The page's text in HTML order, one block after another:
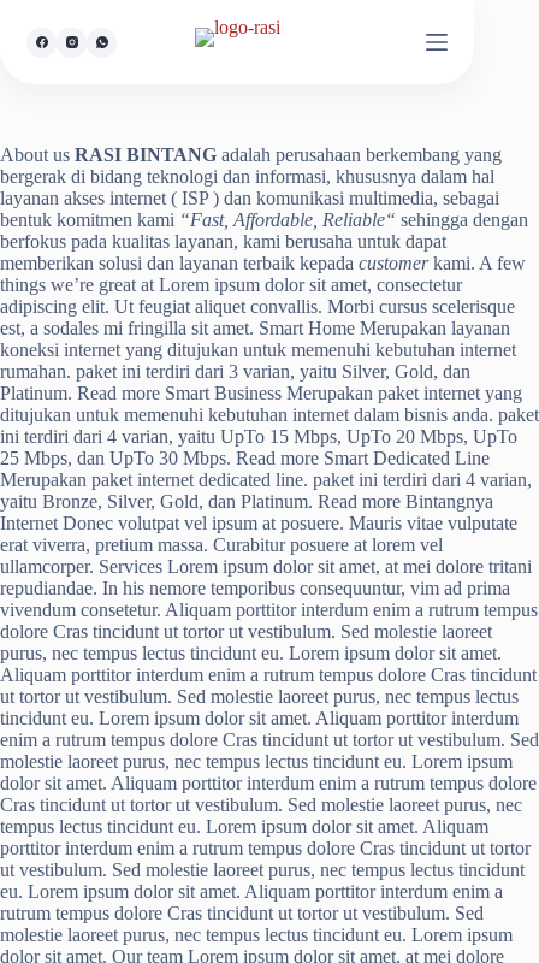
About us RASI BINTANG adalah perusahaan berkembang yang
bergerak di bidang teknologi dan informasi, khususnya dalam hal
layanan akses internet ( ISP ) dan komunikasi multimedia, sebagai
bentuk komitmen kami “Fast, Affordable, Reliable“ sehingga dengan
berfokus pada kualitas layanan, kami berusaha untuk dapat
memberikan solusi dan layanan terbaik kepada customerkami. A few
things we’re great at Lorem ipsum dolor sit amet, consectetur
adipiscing elit. Ut feugiat aliquet convallis. Morbi cursus scelerisque
est, a sodales mi fringilla sit amet. Smart Home Merupakan layanan
koneksi internet yang ditujukan untuk memenuhi kebutuhan internet
rumahan. paket ini terdiri dari 3 varian, yaitu Silver, Gold, dan
Platinum. Read more Smart Business Merupakan paket internet yang
ditujukan untuk memenuhi kebutuhan internet dalam bisnis anda. paket
ini terdiri dari 4 varian, yaitu UpTo 15 Mbps, UpTo 20 Mbps, UpTo
25 Mbps, dan UpTo 30 Mbps. Read more Smart Dedicated Line
Merupakan paket internet dedicated line. paket ini terdiri dari 4 varian,
yaitu Bronze, Silver, Gold, dan Platinum. Read more Bintangnya
Internet Donec volutpat vel ipsum at posuere. Mauris vitae vulputate
erat viverra, pretium massa. Curabitur posuere at lorem vel
ullamcorper. Services Lorem ipsum dolor sit amet, at mei dolore tritani
repudiandae. In his nemore temporibus consequuntur, vim ad prima
vivendum consetetur. Aliquam porttitor interdum enim a rutrum tempus
dolore Cras tincidunt ut tortor ut vestibulum. Sed molestie laoreet
purus, nec tempus lectus tincidunt eu. Lorem ipsum dolor sit amet.
Aliquam porttitor interdum enim a rutrum tempus dolore Cras tincidunt
ut tortor ut vestibulum. Sed molestie laoreet purus, nec tempus lectus
tincidunt eu. Lorem ipsum dolor sit amet. Aliquam porttitor interdum
enim a rutrum tempus dolore Cras tincidunt ut tortor ut vestibulum. Sed
molestie laoreet purus, nec tempus lectus tincidunt eu. Lorem ipsum
dolor sit amet. Aliquam porttitor interdum enim a rutrum tempus dolore
Cras tincidunt ut tortor ut vestibulum. Sed molestie laoreet purus, nec
tempus lectus tincidunt eu. Lorem ipsum dolor sit amet. Aliquam
porttitor interdum enim a rutrum tempus dolore Cras tincidunt ut tortor
ut vestibulum. Sed molestie laoreet purus, nec tempus lectus tincidunt
eu. Lorem ipsum dolor sit amet. Aliquam porttitor interdum enim a
rutrum tempus dolore Cras tincidunt ut tortor ut vestibulum. Sed
molestie laoreet purus, nec tempus lectus tincidunt eu. Lorem ipsum
dolor sit amet. Our team Lorem ipsum dolor sit amet, at mei dolore